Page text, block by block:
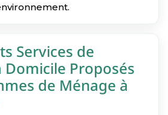
Services de
Proposés
de Ménage à